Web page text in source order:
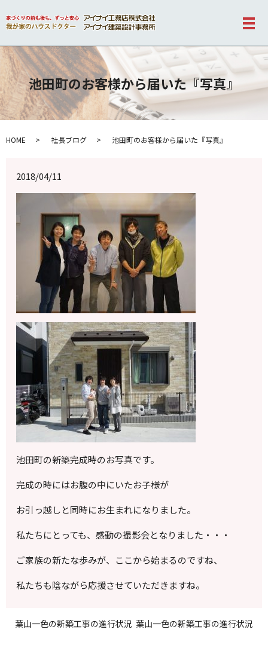
メ
池田町のお客様から届いた『写真』
HOME 社長ブログ 池田町のお客様から届いた『写真』
2018/04/11
池田町の新築完成時のお写真です。
完成の時にはお腹の中にいたお子様が
お引っ越しと同時にお生まれになりました。
私たちにとっても、感動の撮影会となりました・・・
ご家族の新たな歩みが、ここから始まるのですね、
私たちも陰ながら応援させていただきますね。
葉山一色の新築工事の進行状況 葉山一色の新築工事の進行状況